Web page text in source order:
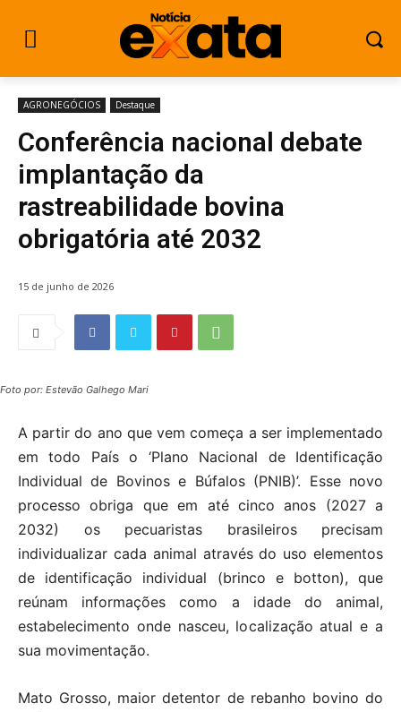
AGRONEGÓCIOS Destaque
Conferência nacional debate
implantação da
rastreabilidade bovina
obrigatória até 2032
15 de junho de 2026
Foto por: Estevão Galhego Mari
A partir do ano que vem começa a ser implementado
em todo País o ‘Plano Nacional de Identificação
Individual de Bovinos e Búfalos (PNIB)’. Esse novo
processo obriga que em até cinco anos (2027 a
2032) os pecuaristas brasileiros precisam
individualizar cada animal através do uso elementos
de identificação individual (brinco e botton), que
reúnam informações como a idade do animal,
estabelecimento onde nasceu, localização atual e a
sua movimentação.
Mato Grosso, maior detentor de rebanho bovino do